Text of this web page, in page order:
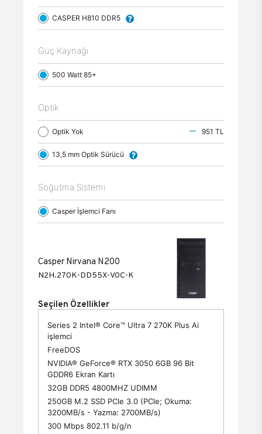
CASPER H810 DDR5
Güç Kaynağı
500 Watt 85+
Optik
Optik Yok 951 TL
13,5 mm Optik Sürücü
Soğutma Sistemi
Casper İşlemci Fanı
Casper Nirvana N200
N2H.270K-DD55X-V0C-K
Seçilen Özellikler
Series 2 Intel® Core™ Ultra 7 270K Plus Ai
işlemci
FreeDOS
NVIDIA® GeForce® RTX 3050 6GB 96 Bit
GDDR6 Ekran Kartı
32GB DDR5 4800MHZ UDIMM
250GB M.2 SSD PCle 3.0 (PCle; Okuma:
3200MB/s - Yazma: 2700MB/s)
300 Mbps 802.11 b/g/n